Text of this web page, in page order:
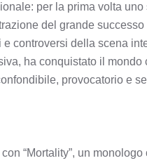
per la prima volta
del grande
controversi della scena
ha conquistato il mondo
provocatorio e
“Mortality”, un